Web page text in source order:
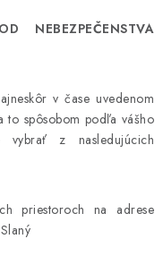
NEBEZPEČENSTVA
v čase uvedenom
to spôsobom podľa vášho
z nasledujúcich
priestoroch na adrese